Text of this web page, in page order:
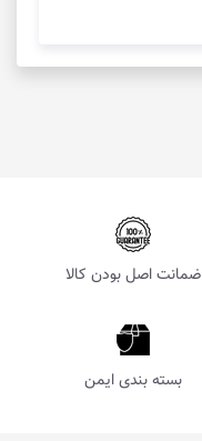
ضمانت اصل بودن کالا
بسته بندی ایمن